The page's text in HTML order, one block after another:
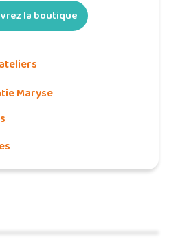
la boutique
Maryse